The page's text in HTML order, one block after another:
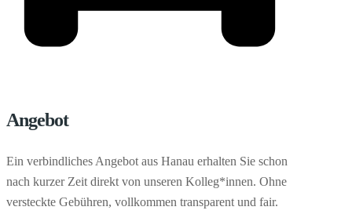
Angebot
Ein verbindliches Angebot aus Hanau erhalten Sie schon
nach kurzer Zeit direkt von unseren Kolleg*innen. Ohne
versteckte Gebühren, vollkommen transparent und fair.